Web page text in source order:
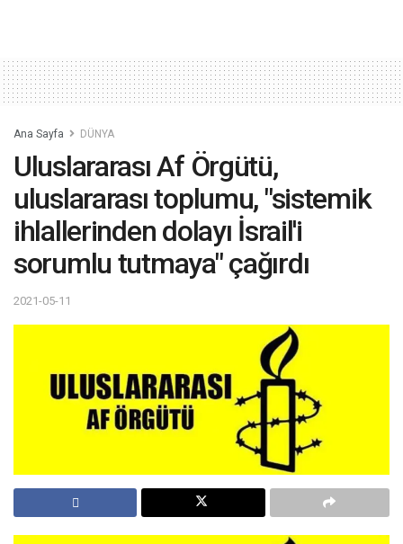
Ana Sayfa DÜNYA
Uluslararası Af Örgütü,
uluslararası toplumu, "sistemik
ihlallerinden dolayı İsrail'i
sorumlu tutmaya" çağırdı
2021-05-11